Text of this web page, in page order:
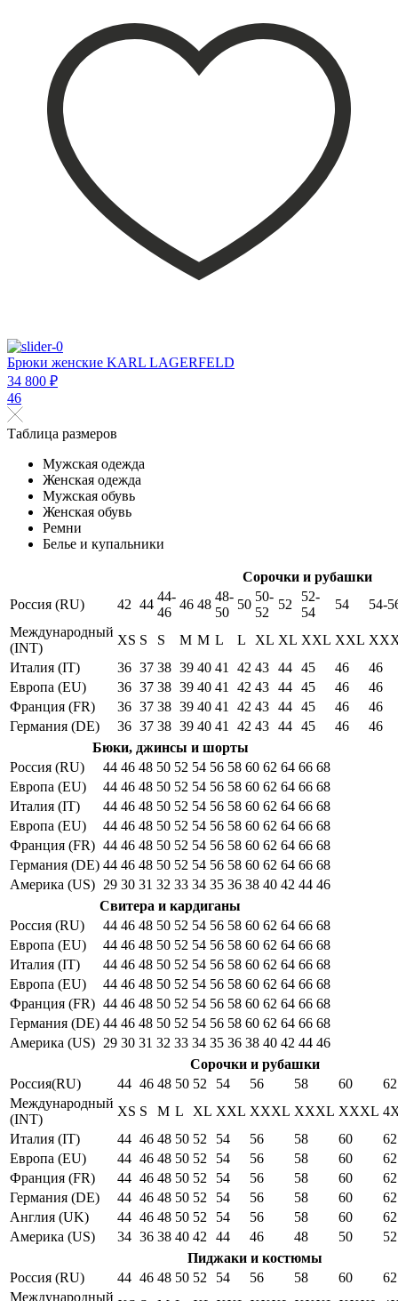
Брюки женские KARL LAGERFELD
34 800 ₽
46
Таблица размеров
Мужская одежда
Женская одежда
Мужская обувь
Женская обувь
Ремни
Белье и купальники
Сорочки и рубашки
Россия (RU)
42 44
44-
46
46 48
48-
50
50
50-
52
52
52-
54
54
54-
Международный
(INT)
XS S S M M L L XL XL XXL XXL
Италия (IT)
36 37 38 39 40 41 42 43 44 45 46
46
Европа (EU)
36 37 38 39 40 41 42 43 44 45 46
46
Франция (FR)
36 37 38 39 40 41 42 43 44 45 46
46
Германия (DE)
36 37 38 39 40 41 42 43 44 45 46
46
Бюки, джинсы и шорты
Россия (RU)
44 46 48 50 52 54 56 58 60 62 64 66 68
Европа (EU)
44 46 48 50 52 54 56 58 60 62 64 66 68
Италия (IT)
44 46 48 50 52 54 56 58 60 62 64 66 68
Европа (EU)
44 46 48 50 52 54 56 58 60 62 64 66 68
Франция (FR) 44 46 48 50 52 54 56 58 60 62 64 66 68
Германия (DE) 44 46 48 50 52 54 56 58 60 62 64 66 68
Америка (US) 29 30 31 32 33 34 35 36 38 40 42 44 46
Свитера и кардиганы
Россия (RU)
44 46 48 50 52 54 56 58 60 62 64 66 68
Европа (EU)
44 46 48 50 52 54 56 58 60 62 64 66 68
Италия (IT)
44 46 48 50 52 54 56 58 60 62 64 66 68
Европа (EU)
44 46 48 50 52 54 56 58 60 62 64 66 68
Франция (FR) 44 46 48 50 52 54 56 58 60 62 64 66 68
Германия (DE) 44 46 48 50 52 54 56 58 60 62 64 66 68
Америка (US) 29 30 31 32 33 34 35 36 38 40 42 44 46
Сорочки и рубашки
Россия(RU)
44 46 48 50 52 54 56 58 60
62
Международный
(INT)
XS S M L XL XXL XXXL XXXL XXXL
Италия (IT)
44 46 48 50 52 54 56 58 60
62
Европа (EU)
44 46 48 50 52 54 56 58 60
62
Франция (FR)
44 46 48 50 52 54 56 58 60
62
Германия (DE)
44 46 48 50 52 54 56 58 60
62
Англия (UK)
44 46 48 50 52 54 56 58 60
62
Америка (US)
34 36 38 40 42 44 46 48 50
52
Пиджаки и костюмы
Россия (RU)
44 46 48 50 52 54 56 58 60
62
Международный